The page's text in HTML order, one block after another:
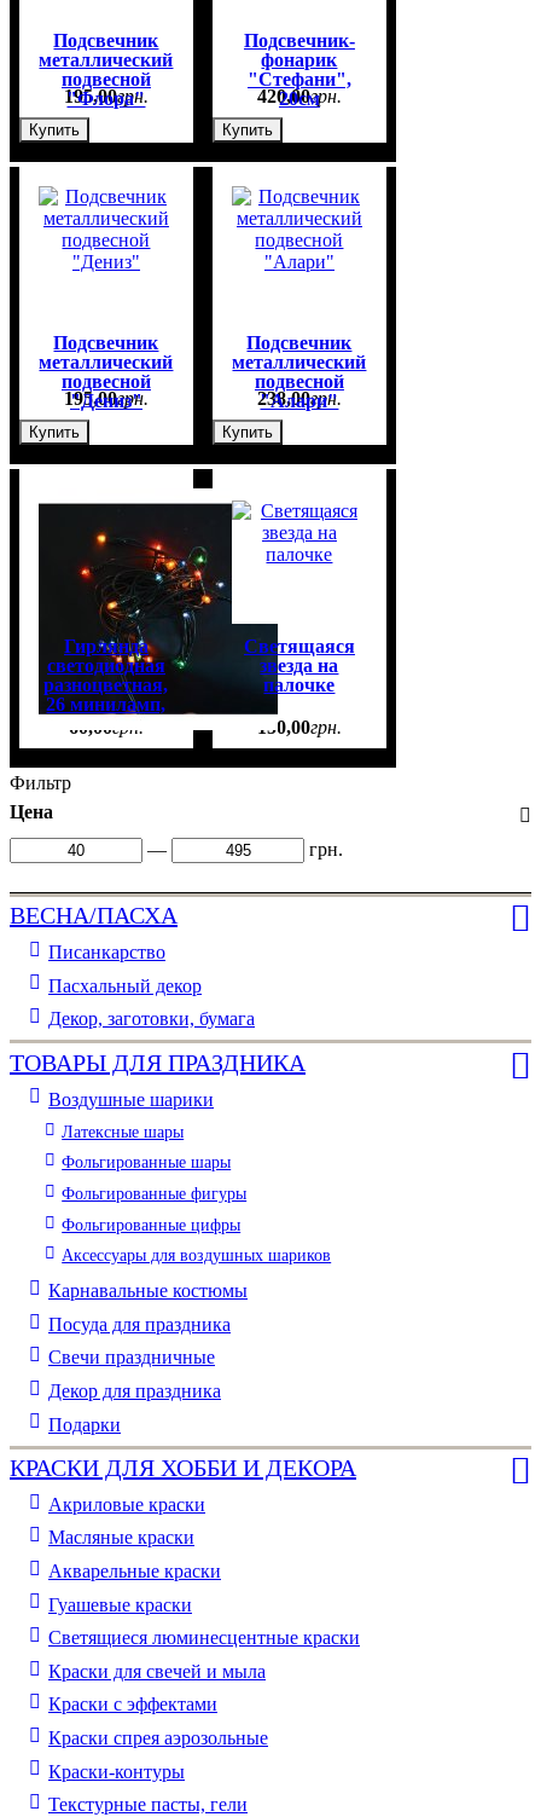
Подсвечник
металлический
подвесной
"Флора"
195,00грн.
Купить
Подсвечник-
фонарик
"Стефани",
20см
420,00грн.
Купить
Подсвечник
металлический
подвесной
"Дениз"
195,00грн.
Купить
Подсвечник
металлический
подвесной
"Алари"
238,00грн.
Купить
Гирлянда
светодиодная
разноцветная,
26 миниламп,
60,00грн.
Светящаяся
звезда на
палочке
150,00грн.
Фильтр
Цена
—
грн.
ВЕСНА/ПАСХА
Писанкарство
Пасхальный декор
Декор, заготовки, бумага
ТОВАРЫ ДЛЯ ПРАЗДНИКА
Воздушные шарики
Латексные шары
Фольгированные шары
Фольгированные фигуры
Фольгированные цифры
Аксессуары для воздушных шариков
Карнавальные костюмы
Посуда для праздника
Свечи праздничные
Декор для праздника
Подарки
КРАСКИ ДЛЯ ХОББИ И ДЕКОРА
Акриловые краски
Масляные краски
Акварельные краски
Гуашевые краски
Светящиеся люминесцентные краски
Краски для свечей и мыла
Краски с эффектами
Краски спрея аэрозольные
Краски-контуры
Текстурные пасты, гели